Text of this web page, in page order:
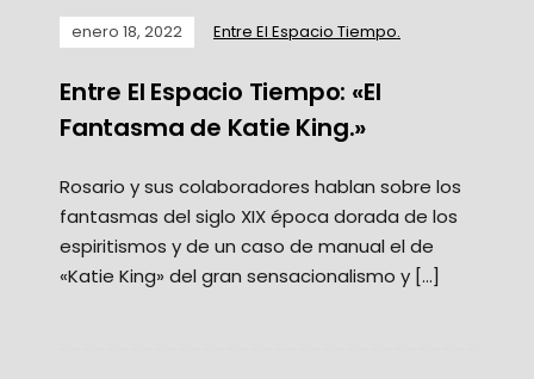
enero 18, 2022 Entre El Espacio Tiempo.
Entre El Espacio Tiempo: «El
Fantasma de Katie King.»
Rosario y sus colaboradores hablan sobre los
fantasmas del siglo XIX época dorada de los
espiritismos y de un caso de manual el de
«Katie King» del gran sensacionalismo y […]